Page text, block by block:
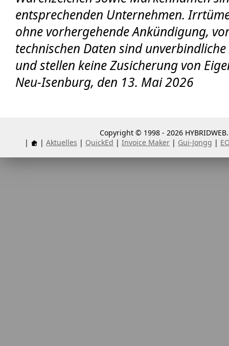
entsprechenden Unternehmen.
ohne vorhergehende Ankündigung,
technischen Daten sind
und stellen keine Zusicherung von
Neu-Isenburg, den 13. Mai 2026
Copyright © 1998 - 2026
|
| Aktuelles | QuickEd | Invoice Maker | Gui-Jongg |